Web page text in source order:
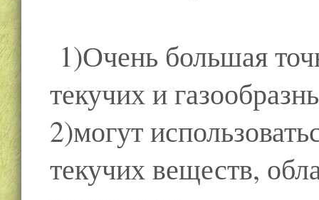
1)Очень большая
текучих и
2)могут
текучих веществ,